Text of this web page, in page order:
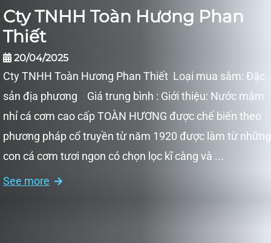
Cty TNHH Toàn Hương Phan
Thiết
20/04/2025
Cty TNHH Toàn Hương Phan Thiết Loại mua sắm: Đặc
sản địa phương Giá trung bình : Giới thiệu: Nước mắm
nhỉ cá cơm cao cấp TOÀN HƯƠNG được chế biến theo
phương pháp cổ truyền từ năm 1920 được làm từ những
con cá cơm tươi ngon có chọn lọc kĩ càng và ...
See more